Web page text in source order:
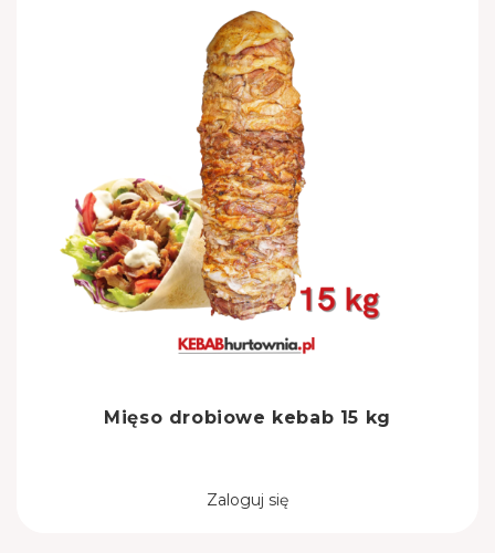
Mięso drobiowe kebab 15 kg
Zaloguj się